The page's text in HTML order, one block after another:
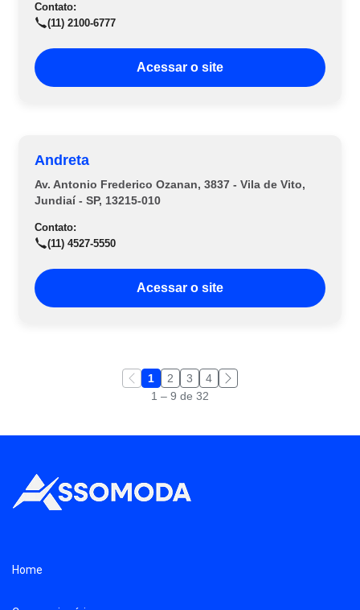
Contato:
(11) 2100-6777
Acessar o site
Andreta
Av. Antonio Frederico Ozanan, 3837 - Vila de Vito,
Jundiaí - SP, 13215-010
Contato:
(11) 4527-5550
Acessar o site
1 2 3
4
1 – 9 de 32
Home